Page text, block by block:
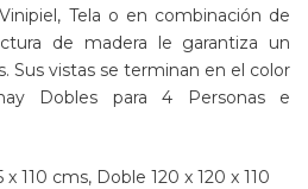
Tela o en combinación de
de madera le garantiza un
Sus vistas se terminan en el color
Dobles para 4 Personas e
110 cms, Doble 120 x 120 x 110